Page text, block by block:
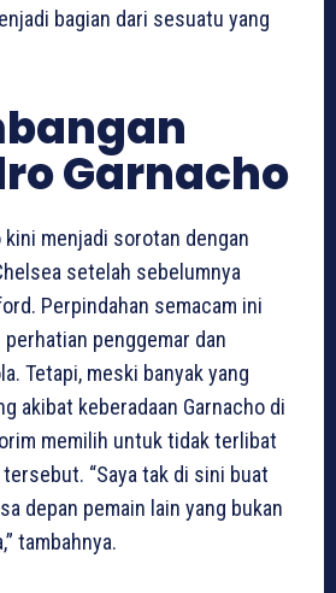
bagian dari sesuatu yang
Garnacho
kini menjadi sorotan dengan
setelah sebelumnya
Perpindahan semacam ini
penggemar dan
Tetapi, meski banyak yang
akibat keberadaan Garnacho di
memilih untuk tidak terlibat
“Saya tak di sini buat
depan pemain lain yang bukan
tambahnya.